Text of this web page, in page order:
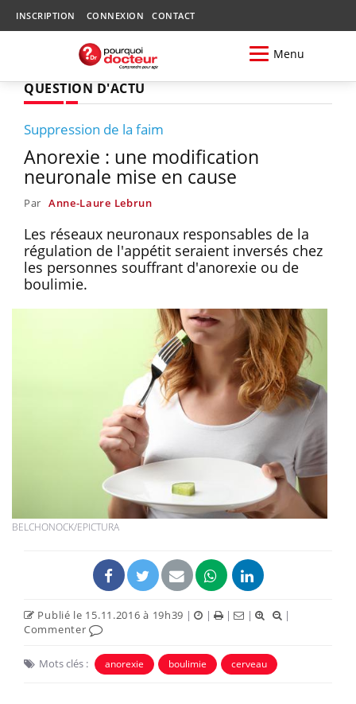
INSCRIPTION CONNEXION CONTACT
Menu
QUESTION D'ACTU
Suppression de la faim
Anorexie : une modification
neuronale mise en cause
Par Anne-Laure Lebrun
Les réseaux neuronaux responsables de la
régulation de l'appétit seraient inversés chez
les personnes souffrant d'anorexie ou de
boulimie.
BELCHONOCK/EPICTURA
Publié le 15.11.2016 à 19h39 | | | |
|
Commenter
Mots clés : anorexie boulimie cerveau